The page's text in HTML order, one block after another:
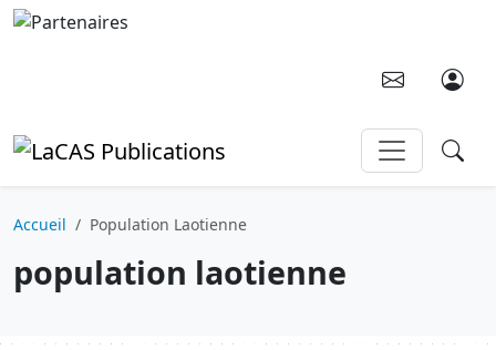
Aller au contenu principal
Accueil Population Laotienne
population laotienne